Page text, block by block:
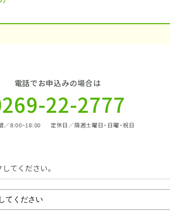
電話でお申込みの場合は
22-2777
／8:00~18:00 定休日／隔週土曜日・日曜・祝日
てください。